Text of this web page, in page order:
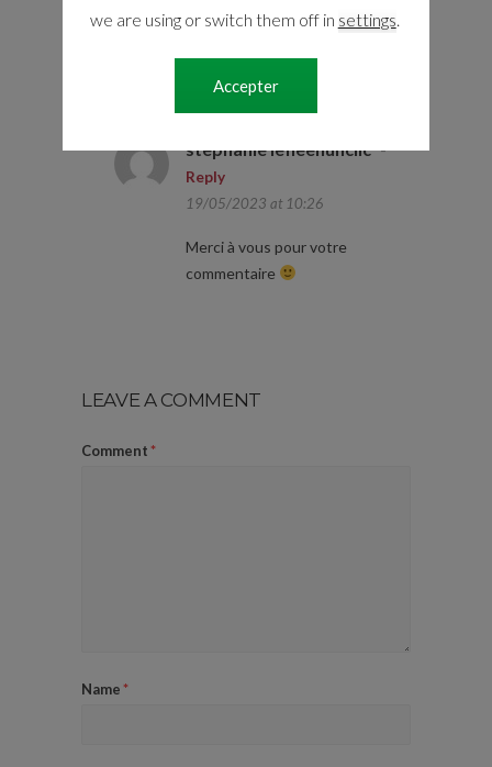
l’exercice, c’est génial, bon travail
stephanie lefleenunclic -
Reply
19/05/2023 at 10:26
Merci à vous pour votre
commentaire
LEAVE A COMMENT
Comment*
Name*
we are using or switch them off in settings.
Accepter